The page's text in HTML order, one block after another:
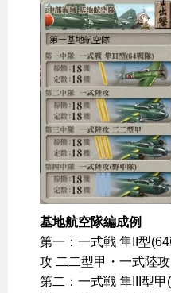
基地航空隊編成例
第一：一式戦 隼II型
攻 二二型甲・一式陸
第二：一式戦 隼III型